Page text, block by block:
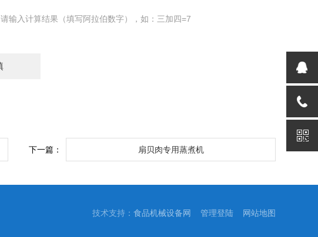
请输入计算结果（填写阿拉伯数字），如：三加四=7
下一篇： 扇贝肉专用蒸煮机
技术支持： 食品机械设备网 管理登陆 网站地图